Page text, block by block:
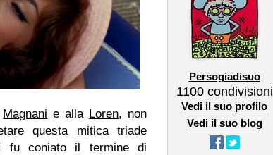
Magnani e alla Loren, non
questa mitica triade
fu coniato il termine di
Persogiadisuo
1100 condivisioni
Vedi il suo profilo
Vedi il suo blog